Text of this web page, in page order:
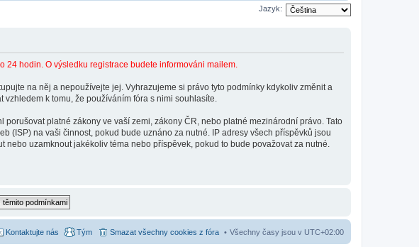
Jazyk:
24 hodin. O výsledku registrace budete informováni mailem.
na něj a nepoužívejte jej. Vyhrazujeme si právo tyto podmínky kdykoliv změnit a
k tomu, že používáním fóra s nimi souhlasíte.
platné zákony ve vaší zemi, zákony ČR, nebo platné mezinárodní právo. Tato
(ISP) na vaši činnost, pokud bude uznáno za nutné. IP adresy všech příspěvků jsou
uzamknout jakékoliv téma nebo příspěvek, pokud to bude považovat za nutné.
Všechny časy jsou v UTC+02:00
Smazat všechny cookies z fóra
Tým
Kontaktujte nás